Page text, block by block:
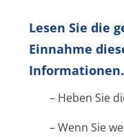
Lesen Sie die
Einnahme
Informationen.
– Heben Sie
– Wenn Sie